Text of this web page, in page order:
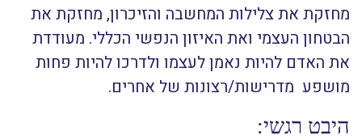
מחזקת את צלילות המחשבה והזיכרון, מחזקת את
הבטחון העצמי ואת האיזון הנפשי הכללי. מעודדת
את האדם להיות נאמן לעצמו ולדרכו להיות פחות
מושפע מדרישות/רצונות של אחרים.
היבט רגשי: